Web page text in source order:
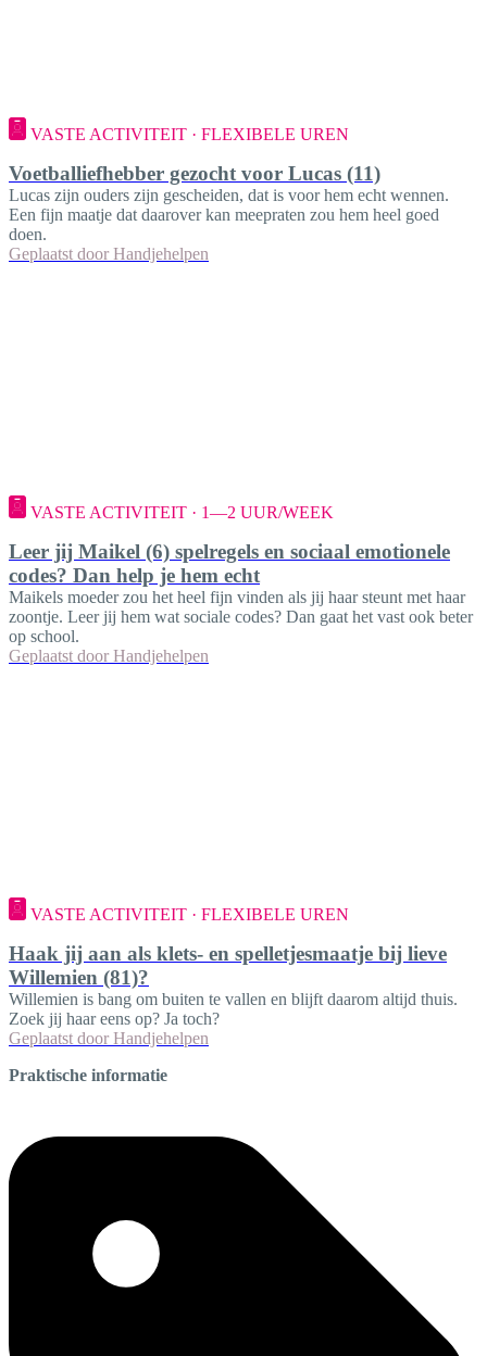
VASTE ACTIVITEIT · FLEXIBELE UREN
Voetballiefhebber gezocht voor Lucas (11)
Lucas zijn ouders zijn gescheiden, dat is voor hem echt wennen.
Een fijn maatje dat daarover kan meepraten zou hem heel goed
doen.
Geplaatst door Handjehelpen
VASTE ACTIVITEIT · 1—2 UUR/WEEK
Leer jij Maikel (6) spelregels en sociaal emotionele
codes? Dan help je hem echt
Maikels moeder zou het heel fijn vinden als jij haar steunt met haar
zoontje. Leer jij hem wat sociale codes? Dan gaat het vast ook beter
op school.
Geplaatst door Handjehelpen
VASTE ACTIVITEIT · FLEXIBELE UREN
Haak jij aan als klets- en spelletjesmaatje bij lieve
Willemien (81)?
Willemien is bang om buiten te vallen en blijft daarom altijd thuis.
Zoek jij haar eens op? Ja toch?
Geplaatst door Handjehelpen
Praktische informatie